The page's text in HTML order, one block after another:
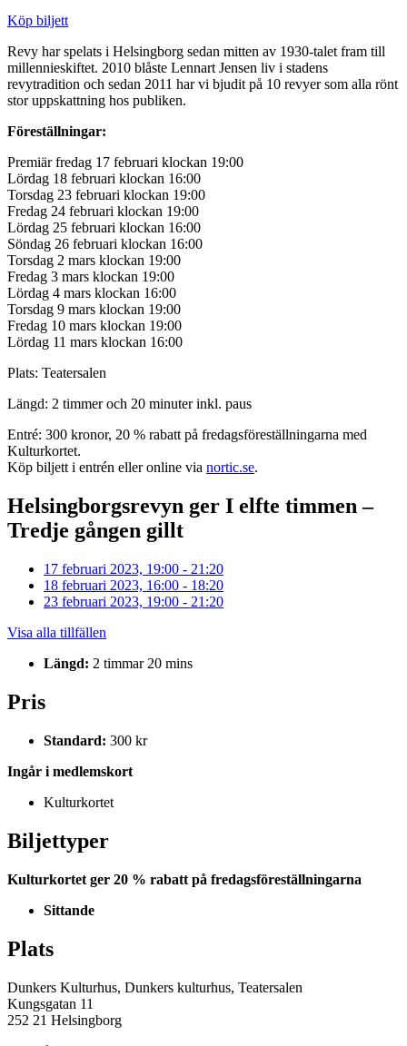
Köp biljett
Revy har spelats i Helsingborg sedan mitten av 1930-talet fram till
millennieskiftet. 2010 blåste Lennart Jensen liv i stadens
revytradition och sedan 2011 har vi bjudit på 10 revyer som alla rönt
stor uppskattning hos publiken.
Föreställningar:
Premiär fredag 17 februari klockan 19:00
Lördag 18 februari klockan 16:00
Torsdag 23 februari klockan 19:00
Fredag 24 februari klockan 19:00
Lördag 25 februari klockan 16:00
Söndag 26 februari klockan 16:00
Torsdag 2 mars klockan 19:00
Fredag 3 mars klockan 19:00
Lördag 4 mars klockan 16:00
Torsdag 9 mars klockan 19:00
Fredag 10 mars klockan 19:00
Lördag 11 mars klockan 16:00
Plats: Teatersalen
Längd: 2 timmer och 20 minuter inkl. paus
Entré: 300 kronor, 20 % rabatt på fredagsföreställningarna med
Kulturkortet.
Köp biljett i entrén eller online via nortic.se.
Helsingborgsrevyn ger I elfte timmen –
Tredje gången gillt
17 februari 2023, 19:00 - 21:20
18 februari 2023, 16:00 - 18:20
23 februari 2023, 19:00 - 21:20
Visa alla tillfällen
Längd: 2 timmar 20 mins
Pris
Standard: 300 kr
Ingår i medlemskort
Kulturkortet
Biljettyper
Kulturkortet ger 20 % rabatt på fredagsföreställningarna
Sittande
Plats
Dunkers Kulturhus, Dunkers kulturhus, Teatersalen
Kungsgatan 11
252 21 Helsingborg